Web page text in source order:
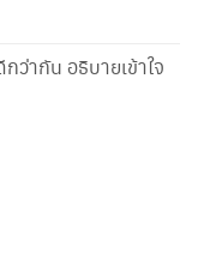
ว่ากัน อธิบายเข้าใจ